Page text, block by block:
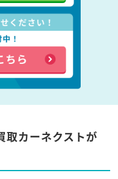
取カーネクストが